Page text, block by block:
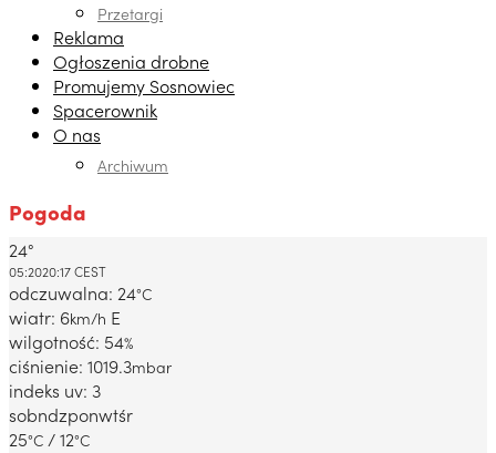
Przetargi
Reklama
Ogłoszenia drobne
Promujemy Sosnowiec
Spacerownik
O nas
Archiwum
Pogoda
Dabrowa Gornicza, PL
24°
05:2020:17 CEST
odczuwalna: 24°C
wiatr: 6km/h E
wilgotność: 54%
ciśnienie: 1019.3mbar
indeks uv: 3
sobndzponwtśr
25°C / 12°C